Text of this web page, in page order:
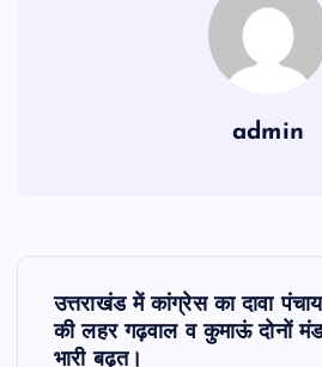
admin
उत्तराखंड में कांग्रेस का दावा
की लहर गढ़वाल व कुमाऊं दोनों
भारी बढ़त।